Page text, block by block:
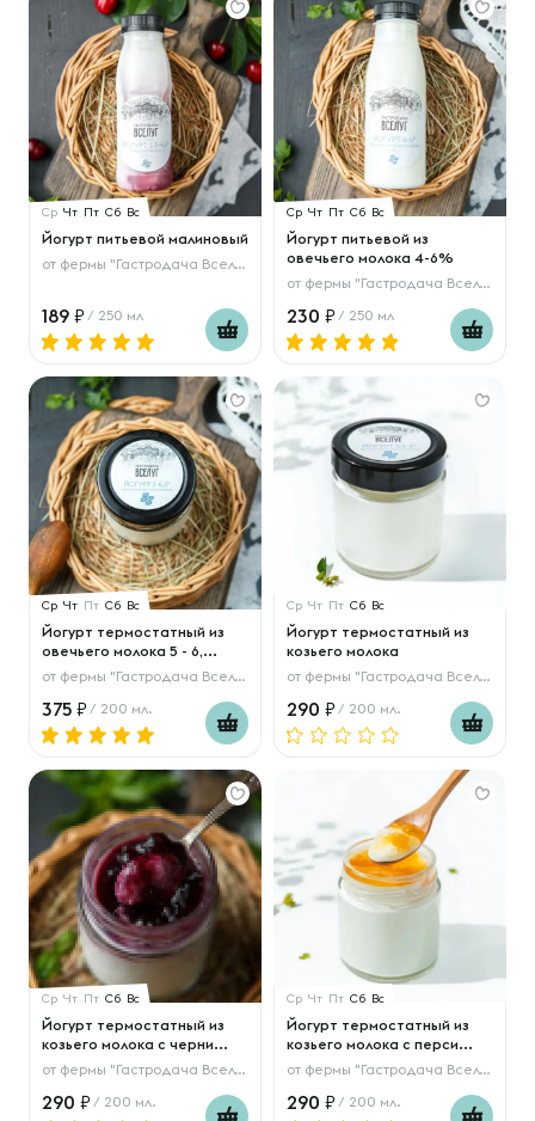
Ср Чт Пт Сб Вс
Йогурт питьевой малиновый
от фермы "Гастродача Вселуг"
189 / 250 мл
Ср Чт Пт Сб Вс
Йогурт питьевой из
овечьего молока 4-6%
от фермы "Гастродача Вселуг"
230 / 250 мл
Ср Чт Пт Сб Вс
Йогурт термостатный из
овечьего молока 5 - 6,...
от фермы "Гастродача Вселуг"
375 / 200 мл.
Ср Чт Пт Сб Вс
Йогурт термостатный из
козьего молока
от фермы "Гастродача Вселуг"
290 / 200 мл.
Ср Чт Пт Сб Вс
Йогурт термостатный из
козьего молока с черни...
от фермы "Гастродача Вселуг"
290 / 200 мл.
Ср Чт Пт Сб Вс
Йогурт термостатный из
козьего молока с перси...
от фермы "Гастродача Вселуг"
290 / 200 мл.